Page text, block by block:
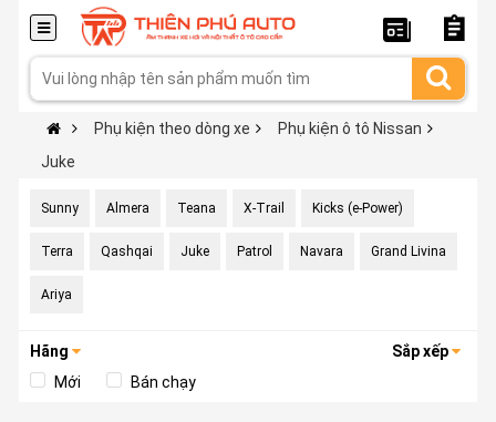
Phụ kiện theo dòng xe
Phụ kiện ô tô Nissan
Juke
Sunny Almera Teana X-Trail Kicks (e-Power)
Terra Qashqai Juke Patrol Navara Grand Livina
Ariya
Hãng
Sắp xếp
Mới
Bán chạy